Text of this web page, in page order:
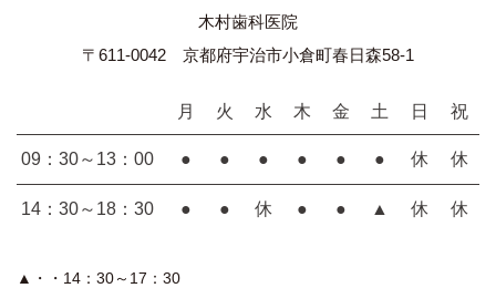
木村歯科医院
〒611-0042 京都府宇治市小倉町春日森58-1
月 火 水 木 金 土 日 祝
09：30～13：00 ● ● ● ● ● ● 休 休
14：30～18：30 ● ● 休 ● ● ▲ 休 休
▲・・14：30～17：30